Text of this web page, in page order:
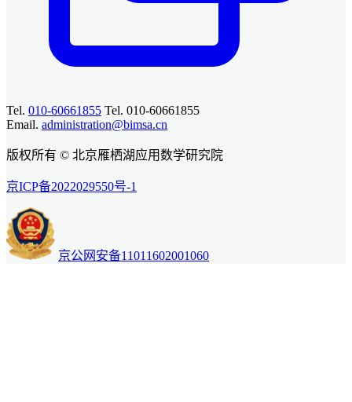
Tel. 010-60661855 Tel. 010-60661855
Email. administration@bimsa.cn
版权所有 © 北京雁栖湖应用数学研究院
京ICP备2022029550号-1
京公网安备11011602001060